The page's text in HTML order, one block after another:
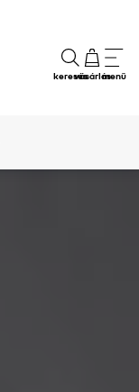
keresésvásárlásmenü